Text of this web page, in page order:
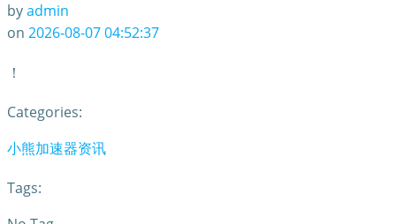
byadmin
on 2026-08-07 04:52:37
！
Categories:
小熊加速器资讯
Tags: